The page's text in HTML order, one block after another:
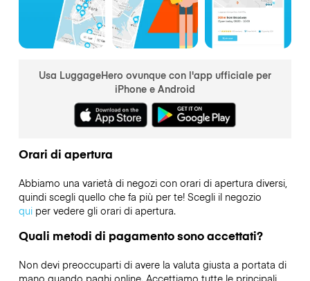
Usa LuggageHero ovunque con l'app ufficiale per
iPhone e Android
Orari di apertura
Abbiamo una varietà di negozi con orari di apertura diversi,
quindi scegli quello che fa più per te! Scegli il negozio
quiper vedere gli orari di apertura.
Quali metodi di pagamento sono accettati?
Non devi preoccuparti di avere la valuta giusta a portata di